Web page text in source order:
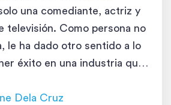
una comediante, actriz y
televisión. Como persona no
le ha dado otro sentido a lo
éxito en una industria que
por los estándares
su humor contagioso, su
Dela Cruz